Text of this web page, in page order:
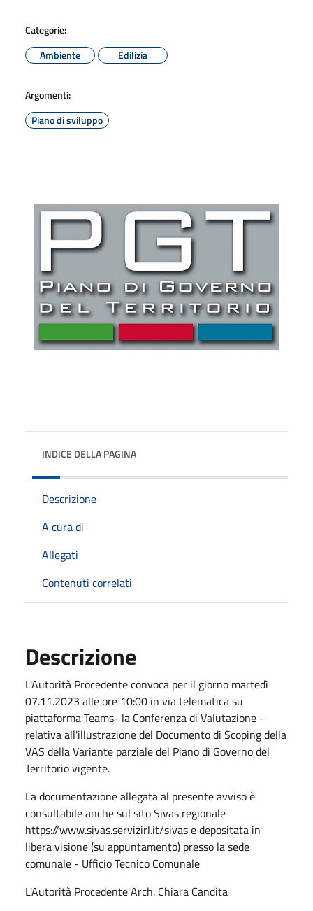
Categorie:
Ambiente
Edilizia
Argomenti:
Piano di sviluppo
INDICE DELLA PAGINA
Descrizione
A cura di
Allegati
Contenuti correlati
Descrizione
L'Autorità Procedente convoca per il giorno martedì
07.11.2023 alle ore 10:00 in via telematica su
piattaforma Teams- la Conferenza di Valutazione -
relativa all'illustrazione del Documento di Scoping della
VAS della Variante parziale del Piano di Governo del
Territorio vigente.
La documentazione allegata al presente avviso è
consultabile anche sul sito Sivas regionale
https://www.sivas.servizirl.it/sivas e depositata in
libera visione (su appuntamento) presso la sede
comunale - Ufficio Tecnico Comunale
L'Autorità Procedente Arch. Chiara Candita